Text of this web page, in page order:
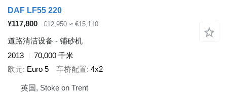
DAF LF55 220
¥117,800
£12,950 ≈ €15,110
道路清洁设备 - 铺砂机
2013
70,000 千米
欧元 Euro 5 车桥配置 4x2
英国, Stoke on Trent